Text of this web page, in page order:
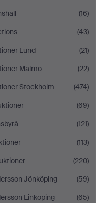
(16)
(43)
Lund
(21)
Malmö
(22)
Stockholm
(474)
(69)
(121)
(113)
(220)
Jönköping
(59)
Linköping
(65)